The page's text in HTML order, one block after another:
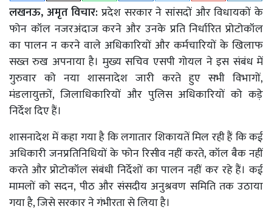
लखनऊ, अमृत विचार: प्रदेश सरकार ने सांसदों और विधायकों के
फोन कॉल नजरअंदाज करने और उनके प्रति निर्धारित प्रोटोकॉल
का पालन न करने वाले अधिकारियों और कर्मचारियों के खिलाफ
सख्त रुख अपनाया है। मुख्य सचिव एसपी गोयल ने इस संबंध में
गुरुवार को नया शासनादेश जारी करते हुए सभी विभागों,
मंडलायुक्तों, जिलाधिकारियों और पुलिस अधिकारियों को कड़े
निर्देश दिए हैं।
शासनादेश में कहा गया है कि लगातार शिकायतें मिल रही हैं कि कई
अधिकारी जनप्रतिनिधियों के फोन रिसीव नहीं करते, कॉल बैक नहीं
करते और प्रोटोकॉल संबंधी निर्देशों का पालन नहीं कर रहे हैं। कई
मामलों को सदन, पीठ और संसदीय अनुश्रवण समिति तक उठाया
गया है, जिसे सरकार ने गंभीरता से लिया है।